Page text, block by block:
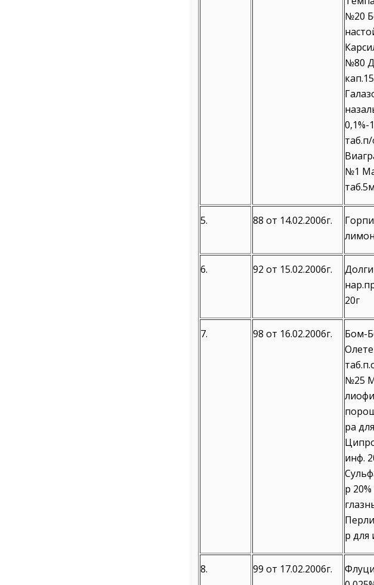
№20
№80
0,1%-
№1
5. 88 от 14.02.2006г.
6. 92 от 15.02.2006г.
20г
7. 98 от 16.02.2006г.
Бом-
№25
ра
инф.
р
р для
8. 99 от 17.02.2006г.